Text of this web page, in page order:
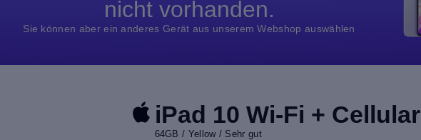
nicht vorhanden.
Sie können aber ein anderes Gerät aus unserem Webshop auswählen
iPad 10 Wi-Fi + Cellular
64GB / Yellow / Sehr gut